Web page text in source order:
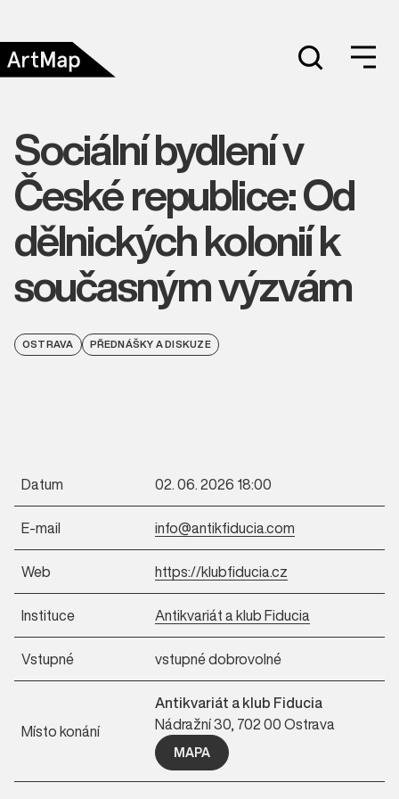
Sociální bydlení v
České republice: Od
dělnických kolonií k
současným výzvám
OSTRAVA PŘEDNÁŠKY A DISKUZE
Datum 02. 06. 2026 18:00
E-mail info@antikfiducia.com
Web https://klubfiducia.cz
Instituce Antikvariát a klub Fiducia
Vstupné vstupné dobrovolné
Místo konání
Antikvariát a klub Fiducia
Nádražní 30, 702 00 Ostrava
MAPA